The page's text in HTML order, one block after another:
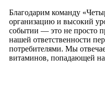
Благодарим команду
организацию и высокий
событии — это не просто
нашей ответственности
потребителями. Мы
витаминов, попадающей